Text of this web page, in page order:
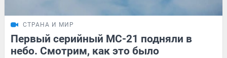
СТРАНА И МИР
Первый серийный МС-21 подняли в
небо. Смотрим, как это было